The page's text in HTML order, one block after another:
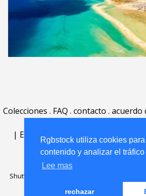
Rgbstock utiliza cookies
contenido y analizar el
Lee mas
rechazar
Colecciones . FAQ . contacto . acuerdo
| English | Deutsch| Español
Nederlands|
Shutterstock official partner of Rgbstock
Rgbstock